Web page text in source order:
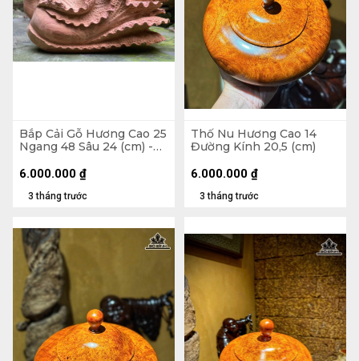
Bắp Cải Gỗ Hương Cao 25
Ngang 48 Sâu 24 (cm) -
3 tháng trước
6.000.000 ₫
Thố Nu Hương Cao 14
Đường Kính 20,5 (cm)
3 tháng trước
6.000.000 ₫